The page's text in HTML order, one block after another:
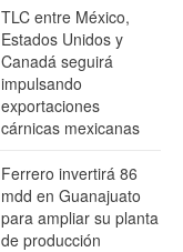
TLC entre México,
Estados Unidos y
Canadá seguirá
impulsando
exportaciones
cárnicas mexicanas
Ferrero invertirá 86
mdd en Guanajuato
para ampliar su planta
de producción